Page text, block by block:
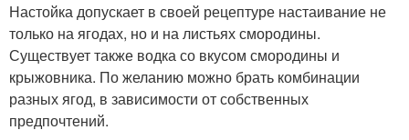
Настойка из красной Вишневая наливка
Настойка допускает в своей рецептуре настаивание не
только на ягодах, но и на листьях смородины.
Существует также водка со вкусом смородины и
крыжовника. По желанию можно брать комбинации
разных ягод, в зависимости от собственных
предпочтений.